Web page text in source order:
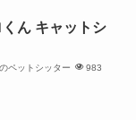
ん キャットシ
ペットシッター 983